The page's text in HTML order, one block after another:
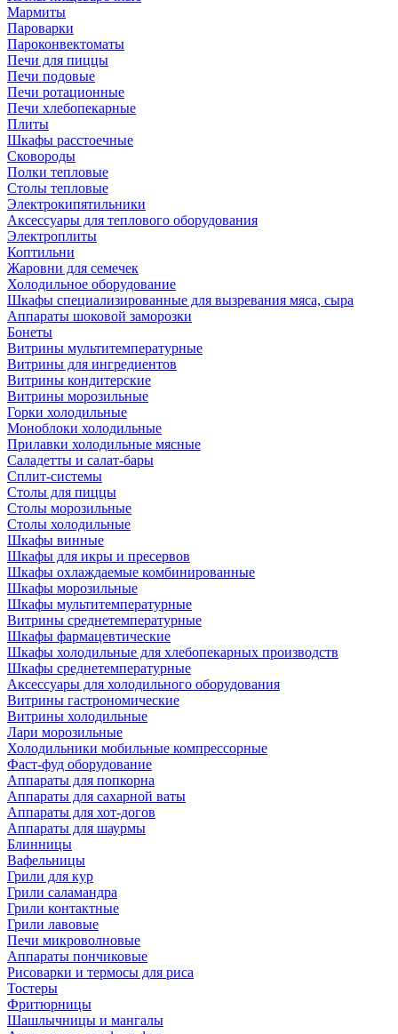
Мармиты
Пароварки
Пароконвектоматы
Печи для пиццы
Печи подовые
Печи ротационные
Печи хлебопекарные
Плиты
Шкафы расстоечные
Сковороды
Полки тепловые
Столы тепловые
Электрокипятильники
Аксессуары для теплового оборудования
Электроплиты
Коптильни
Жаровни для семечек
Холодильное оборудование
Шкафы специализированные для вызревания мяса, сыра
Аппараты шоковой заморозки
Бонеты
Витрины мультитемпературные
Витрины для ингредиентов
Витрины кондитерские
Витрины морозильные
Горки холодильные
Моноблоки холодильные
Прилавки холодильные мясные
Саладетты и салат-бары
Сплит-системы
Столы для пиццы
Столы морозильные
Столы холодильные
Шкафы винные
Шкафы для икры и пресервов
Шкафы охлаждаемые комбинированные
Шкафы морозильные
Шкафы мультитемпературные
Витрины среднетемпературные
Шкафы фармацевтические
Шкафы холодильные для хлебопекарных производств
Шкафы среднетемпературные
Аксессуары для холодильного оборудования
Витрины гастрономические
Витрины холодильные
Лари морозильные
Холодильники мобильные компрессорные
Фаст-фуд оборудование
Аппараты для попкорна
Аппараты для сахарной ваты
Аппараты для хот-догов
Аппараты для шаурмы
Блинницы
Вафельницы
Грили для кур
Грили саламандра
Грили контактные
Грили лавовые
Печи микроволновые
Аппараты пончиковые
Рисоварки и термосы для риса
Тостеры
Фритюрницы
Шашлычницы и мангалы